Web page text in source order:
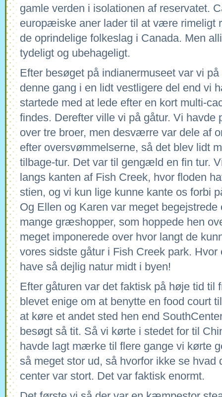
gamle verden i isolationen af reservatet.
europæiske aner lader til at være rimeligt
de oprindelige folkeslag i Canada. Men
tydeligt og ubehageligt.
Efter besøget på indianermuseet var vi
denne gang i en lidt vestligere del end vi
startede med at lede efter en kort multi-
findes. Derefter ville vi på gåtur. Vi havde
over tre broer, men desværre var dele af
efter oversvømmelserne, så det blev lidt
tilbage-tur. Det var til gengæld en fin tur.
langs kanten af Fish Creek, hvor floden
stien, og vi kun lige kunne kante os forbi
Og Ellen og Karen var meget begejstrede
mange græshopper, som hoppede hen
meget imponerede over hvor langt de
vores sidste gåtur i Fish Creek park.
have så dejlig natur midt i byen!
Efter gåturen var det faktisk på høje tid til
blevet enige om at benytte en food court
at køre et andet sted hen end
besøgt så tit. Så vi kørte i stedet for til
havde lagt mærke til flere gange vi kørte
så meget stor ud, så hvorfor ikke se hvad
center var stort. Det var faktisk enormt.